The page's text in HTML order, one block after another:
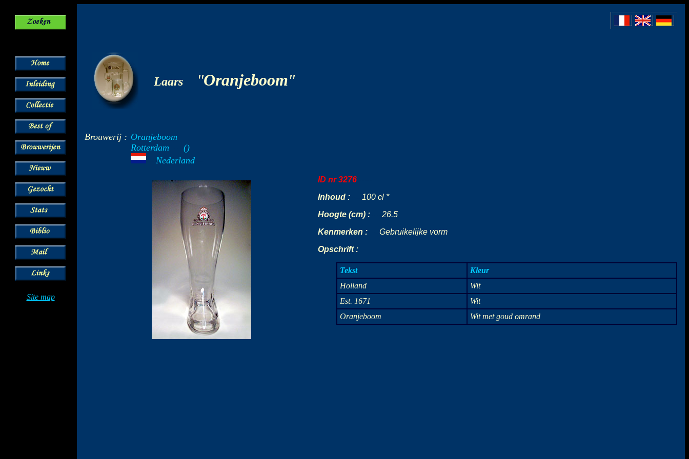
Site map
Laars "Oranjeboom"
Brouwerij : Oranjeboom
Rotterdam
()
Nederland
ID nr 3276
Inhoud :
100 cl *
Hoogte (cm) :
26.5
Kenmerken :
Gebruikelijke vorm
Opschrift :
Tekst
Kleur
Holland
Wit
Est. 1671
Wit
Oranjeboom
Wit met goud omrand